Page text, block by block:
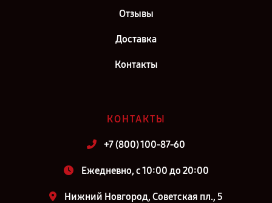
Отзывы
Доставка
Контакты
КОНТАКТЫ
+7 (800) 100-87-60
Ежедневно, с 10:00 до 20:00
Нижний Новгород, Советская пл., 5